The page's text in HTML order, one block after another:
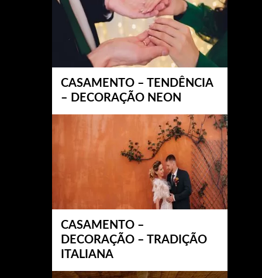
CASAMENTO – TENDÊNCIA
– DECORAÇÃO NEON
CASAMENTO –
DECORAÇÃO – TRADIÇÃO
ITALIANA